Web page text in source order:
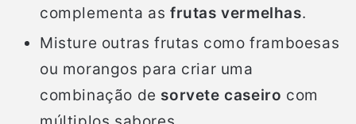
complementa asfrutas vermelhas.
Misture outras frutas como framboesas
ou morangos para criar uma
combinação de sorvete caseiro com